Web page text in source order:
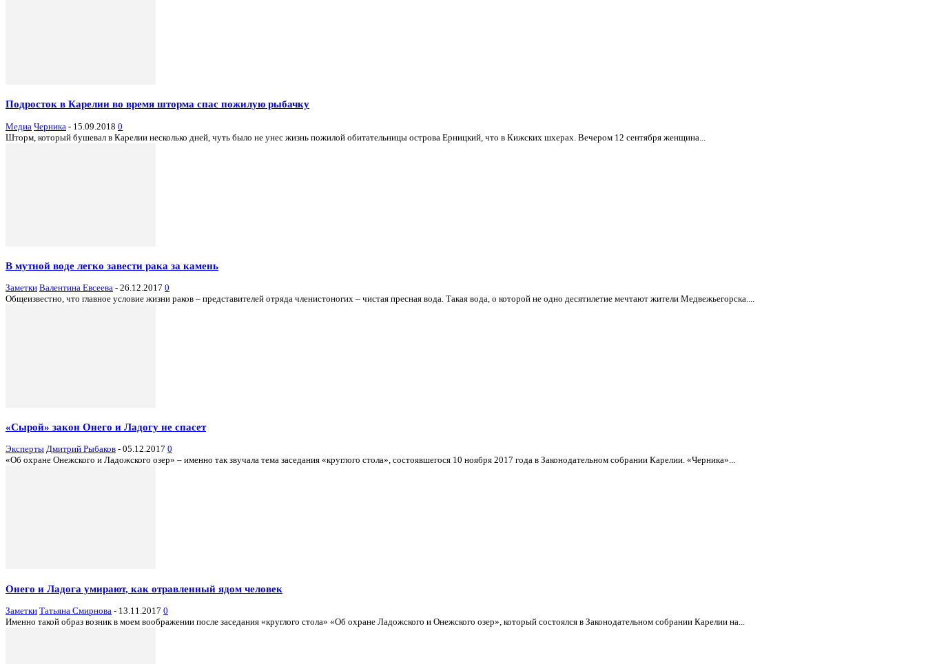
Подросток в Карелии во время шторма спас пожилую рыбачку
Медиа Черника - 15.09.2018 0
Шторм, который бушевал в Карелии несколько дней, чуть было не унес жизнь пожилой обитательницы острова Ерницкий, что в Кижских шхерах. Вечером 12 сентября женщина...
В мутной воде легко завести рака за камень
Заметки Валентина Евсеева - 26.12.2017 0
Общеизвестно, что главное условие жизни раков – представителей отряда членистоногих – чистая пресная вода. Такая вода, о которой не одно десятилетие мечтают жители Медвежьегорска....
«Сырой» закон Онего и Ладогу не спасет
Эксперты Дмитрий Рыбаков - 05.12.2017 0
«Об охране Онежского и Ладожского озер» – именно так звучала тема заседания «круглого стола», состоявшегося 10 ноября 2017 года в Законодательном собрании Карелии. «Черника»...
Онего и Ладога умирают, как отравленный ядом человек
Заметки Татьяна Смирнова - 13.11.2017 0
Именно такой образ возник в моем воображении после заседания «круглого стола» «Об охране Ладожского и Онежского озер», который состоялся в Законодательном собрании Карелии на...